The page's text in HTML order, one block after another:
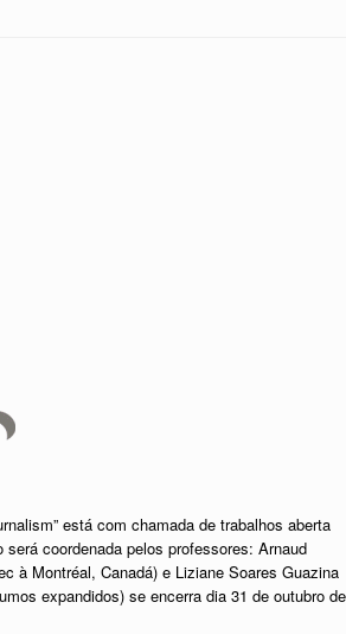
está com chamada de trabalhos aberta
coordenada pelos professores: Arnaud
à Montréal, Canadá) e Liziane Soares Guazina
expandidos) se encerra dia 31 de outubro de